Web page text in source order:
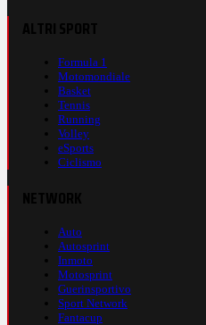
Formula 1
Motomondiale
Basket
Tennis
Running
Volley
eSports
Ciclismo
Auto
Autosprint
Inmoto
Motosprint
Guerinsportivo
Sport Network
Fantacup